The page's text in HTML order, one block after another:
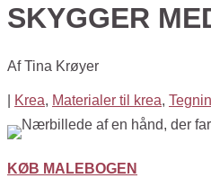
SKYGGER
AfTina Krøyer
Krea, Materialer til krea,
KØB MALEBOGEN